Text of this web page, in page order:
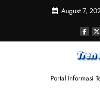
August 7,
Portal Informasi